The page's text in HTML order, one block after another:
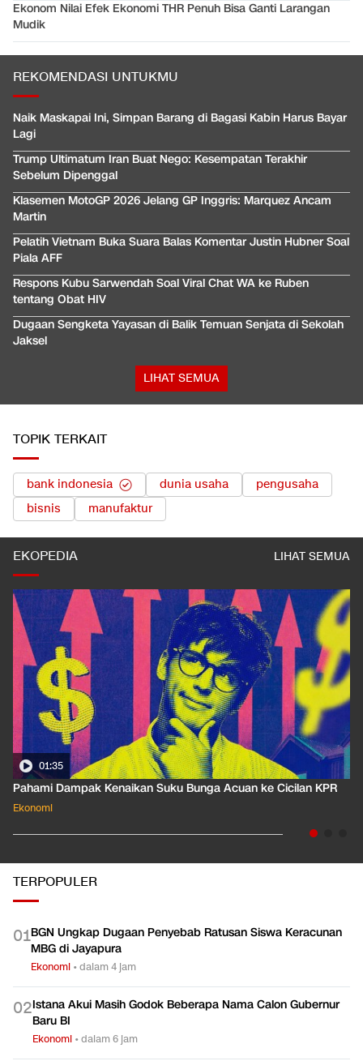
Ekonom Nilai Efek Ekonomi THR Penuh Bisa Ganti Larangan
Mudik
REKOMENDASI UNTUKMU
Naik Maskapai Ini, Simpan Barang di Bagasi Kabin Harus Bayar
Lagi
Trump Ultimatum Iran Buat Nego: Kesempatan Terakhir
Sebelum Dipenggal
Klasemen MotoGP 2026 Jelang GP Inggris: Marquez Ancam
Martin
Pelatih Vietnam Buka Suara Balas Komentar Justin Hubner Soal
Piala AFF
Respons Kubu Sarwendah Soal Viral Chat WA ke Ruben
tentang Obat HIV
Dugaan Sengketa Yayasan di Balik Temuan Senjata di Sekolah
Jaksel
LIHAT SEMUA
TOPIK TERKAIT
bank indonesia dunia usaha
pengusaha
bisnis
manufaktur
EKOPEDIA LIHAT SEMUA
01:35
Pahami Dampak Kenaikan Suku Bunga Acuan ke Cicilan KPR
Ekonomi
TERPOPULER
01BGN Ungkap Dugaan Penyebab Ratusan Siswa Keracunan
MBG di Jayapura
Ekonomi •dalam 4 jam
02Istana Akui Masih Godok Beberapa Nama Calon Gubernur
Baru BI
Ekonomi •dalam 6 jam